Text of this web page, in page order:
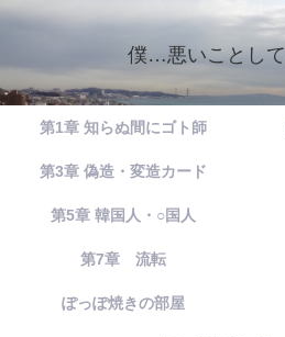
僕…悪いことして
第1章 知らぬ間にゴト師
第3章 偽造・変造カード
第5章 韓国人・○国人
第7章 流転
ぽっぽ焼きの部屋